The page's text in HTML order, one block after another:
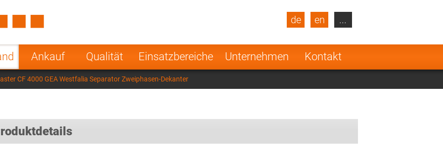
Ankauf Qualität Einsatzbereiche Unternehmen Kontakt
de en
Turkey
Poland Norway
Netherlands
India
...
CF 4000 GEA Westfalia Separator Zweiphasen-Dekanter